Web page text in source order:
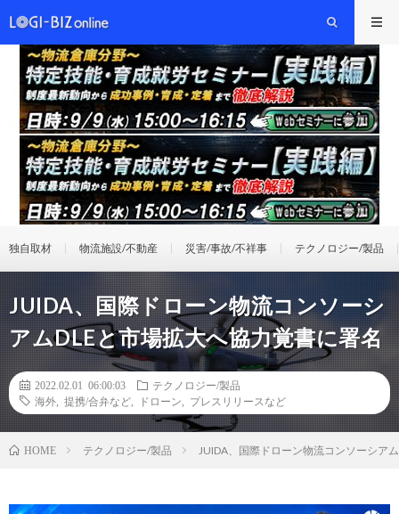
独自取材 物流施設/不動産 災害/事故/不祥事 テクノロジー/製品
JUIDA、国際ドローン物流コンソーシ
アムDLEと市場拡大へ協力覚書に署名
2022.02.01 06:00:03
テクノロジー/製品
海外
提携/合弁など ドローン プレスリリースなど
HOME テクノロジー/製品 JUIDA、国際ドローン物流コンソーシア